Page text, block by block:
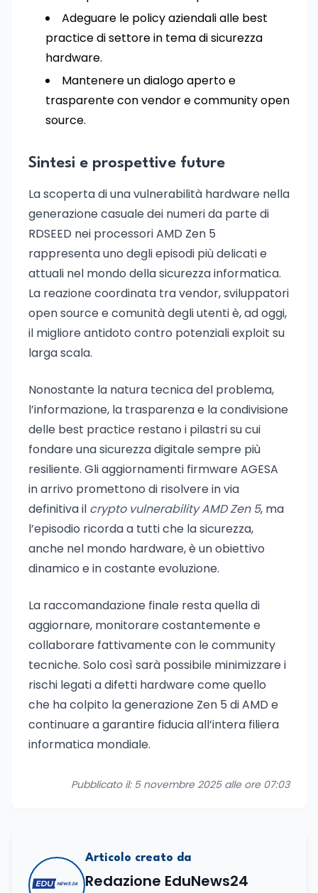
Adeguare le policy aziendali alle best
practice di settore in tema di sicurezza
hardware.
Mantenere un dialogo aperto e
trasparente con vendor e community open
source.
Sintesi e prospettive future
La scoperta di una vulnerabilità hardware nella
generazione casuale dei numeri da parte di
RDSEED nei processori AMD Zen 5
rappresenta uno degli episodi più delicati e
attuali nel mondo della sicurezza informatica.
La reazione coordinata tra vendor, sviluppatori
open source e comunità degli utenti è, ad oggi,
il migliore antidoto contro potenziali exploit su
larga scala.
Nonostante la natura tecnica del problema,
l’informazione, la trasparenza e la condivisione
delle best practice restano i pilastri su cui
fondare una sicurezza digitale sempre più
resiliente. Gli aggiornamenti firmware AGESA
in arrivo promettono di risolvere in via
definitiva il crypto vulnerability AMD Zen 5, ma
l’episodio ricorda a tutti che la sicurezza,
anche nel mondo hardware, è un obiettivo
dinamico e in costante evoluzione.
La raccomandazione finale resta quella di
aggiornare, monitorare costantemente e
collaborare fattivamente con le community
tecniche. Solo così sarà possibile minimizzare i
rischi legati a difetti hardware come quello
che ha colpito la generazione Zen 5 di AMD e
continuare a garantire fiducia all’intera filiera
informatica mondiale.
Pubblicato il: 5 novembre 2025 alle ore 07:03
Articolo creato da
Redazione EduNews24